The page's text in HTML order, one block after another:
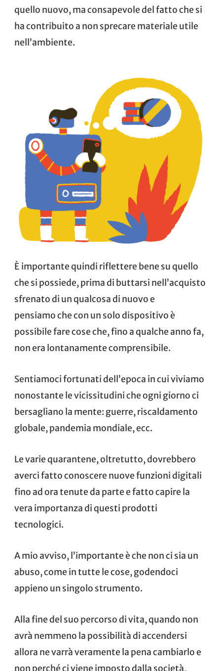
quello nuovo, ma consapevole del fatto che si
ha contribuito a non sprecare materiale utile
nell’ambiente.
È importante quindi riflettere bene su quello
che si possiede, prima di buttarsi nell’acquisto
sfrenato di un qualcosa di nuovo e
pensiamo che con un solo dispositivo è
possibile fare cose che, fino a qualche anno fa,
non era lontanamente comprensibile.
Sentiamoci fortunati dell’epoca in cui viviamo
nonostante le vicissitudini che ogni giorno ci
bersagliano la mente: guerre, riscaldamento
globale, pandemia mondiale, ecc.
Le varie quarantene, oltretutto, dovrebbero
averci fatto conoscere nuove funzioni digitali
fino ad ora tenute da parte e fatto capire la
vera importanza di questi prodotti
tecnologici.
A mio avviso, l’importante è che non ci sia un
abuso, come in tutte le cose, godendoci
appieno un singolo strumento.
Alla fine del suo percorso di vita, quando non
avrà nemmeno la possibilità di accendersi
allora ne varrà veramente la pena cambiarlo e
non perché ci viene imposto dalla società,